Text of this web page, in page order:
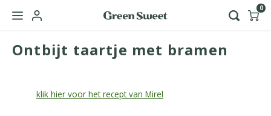
Hoofdmenu / green sweet zakelijk
Taal
0
Ontbijt taartje met bramen
klik hier voor het recept van Mirel